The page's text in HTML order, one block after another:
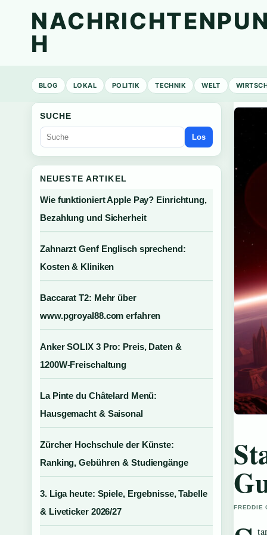
H
BLOG LOKAL POLITIK TECHNIK WELT
FREDDIE
SUCHE
Los
NEUESTE ARTIKEL
Wie funktioniert Apple Pay? Einrichtung,
Bezahlung und Sicherheit
Zahnarzt Genf Englisch sprechend:
Kosten & Kliniken
Baccarat T2: Mehr über
www.pgroyal88.com erfahren
Anker SOLIX 3 Pro: Preis, Daten &
1200W-Freischaltung
La Pinte du Châtelard Menü:
Hausgemacht & Saisonal
Zürcher Hochschule der Künste:
Ranking, Gebühren & Studiengänge
3. Liga heute: Spiele, Ergebnisse, Tabelle
& Liveticker 2026/27